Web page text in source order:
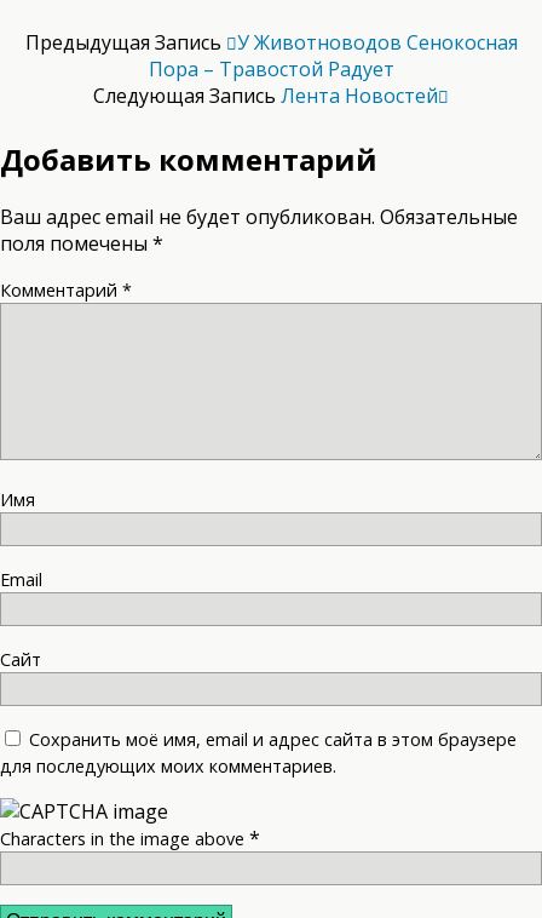
Предыдущая Запись
У Животноводов Сенокосная
Пора – Травостой Радует
Следующая Запись Лента Новостей
Добавить комментарий
Ваш адрес email не будет опубликован. Обязательные
поля помечены *
Комментарий *
Имя
Email
Сайт
Сохранить моё имя, email и адрес сайта в этом браузере
для последующих моих комментариев.
Characters in the image above *